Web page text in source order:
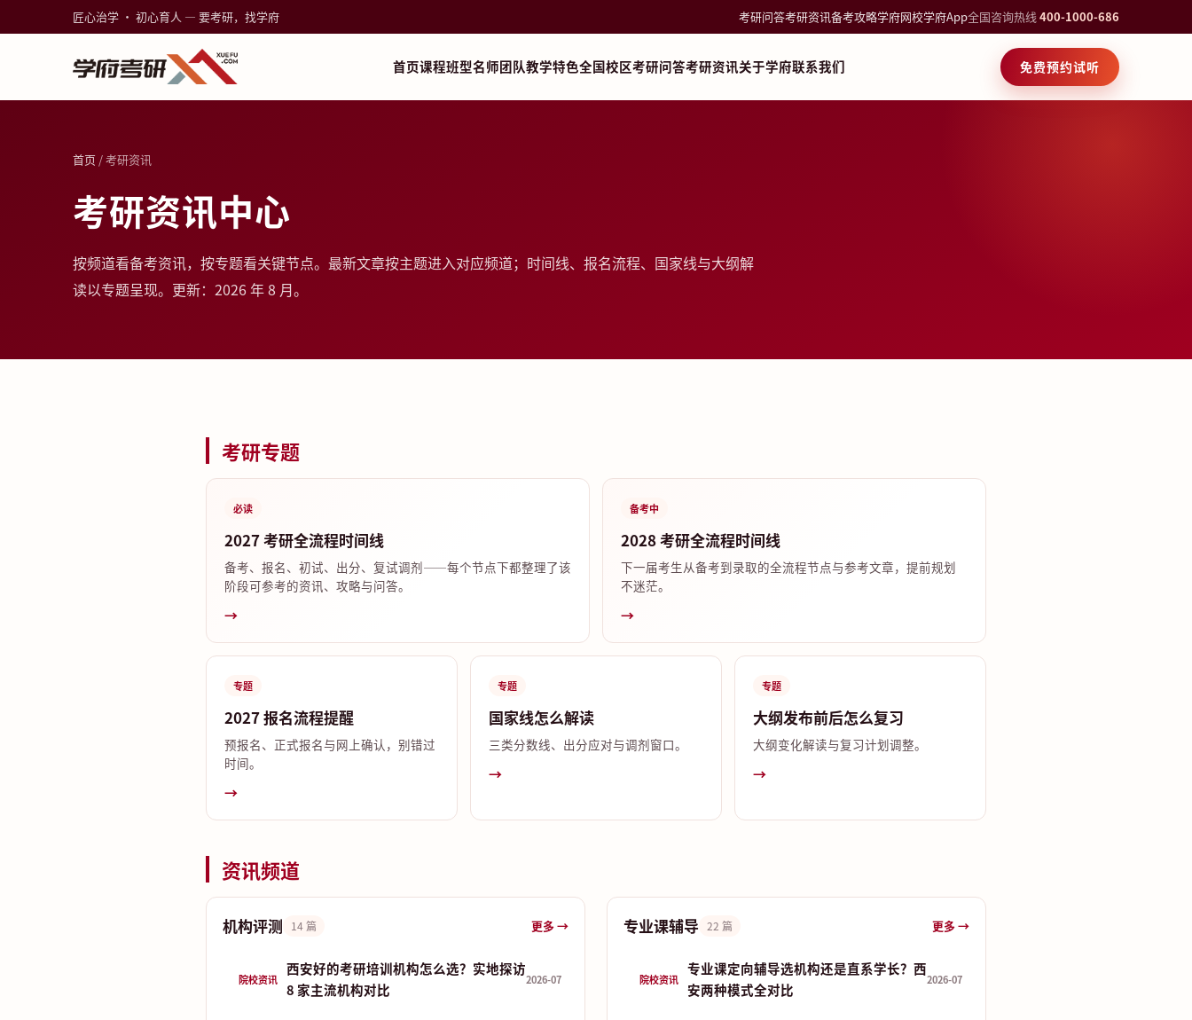
匠心治学 · 初心育人 — 要考研，找学府 考研问答考研资讯备考攻略学府网校学府App全国咨询热线400-1000-686
首页课程班型名师团队教学特色全国校区考研问答考研资讯关于学府联系我们 免费预约试听
首页 / 考研资讯
考研资讯中心
按频道看备考资讯，按专题看关键节点。最新文章按主题进入对应频道；时间线、报名流程、国家线与大纲解
读以专题呈现。更新：2026 年 8 月。
考研专题
必读
2027 考研全流程时间线
备考、报名、初试、出分、复试调剂——每个节点下都整理了该
阶段可参考的资讯、攻略与问答。
→
备考中
2028 考研全流程时间线
下一届考生从备考到录取的全流程节点与参考文章，提前规划
不迷茫。
→
专题
2027 报名流程提醒
预报名、正式报名与网上确认，别错过
时间。
→
专题
国家线怎么解读
三类分数线、出分应对与调剂窗口。
→
专题
大纲发布前后怎么复习
大纲变化解读与复习计划调整。
→
资讯频道
机构评测 14 篇 更多 →
院校资讯
西安好的考研培训机构怎么选？实地探访
8 家主流机构对比
2026-07
专业课辅导 22 篇 更多 →
院校资讯
专业课定向辅导选机构还是直系学长？西
安两种模式全对比
2026-07